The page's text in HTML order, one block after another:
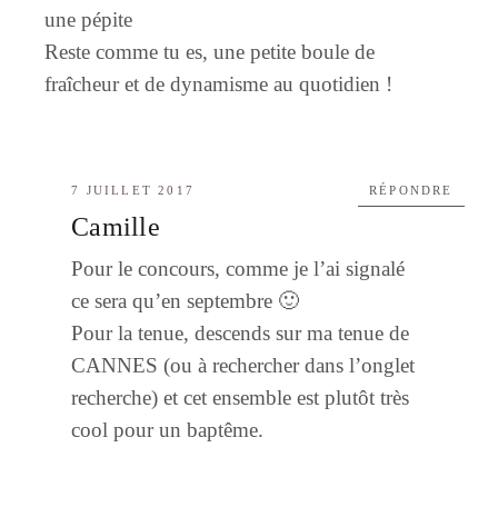
une pépite
Reste comme tu es, une petite boule de
fraîcheur et de dynamisme au quotidien !
7 JUILLET 2017
Camille
Pour le concours, comme je l’ai signalé
ce sera qu’en septembre 🙂
Pour la tenue, descends sur ma tenue de
CANNES (ou à rechercher dans l’onglet
recherche) et cet ensemble est plutôt très
cool pour un baptême.
RÉPONDRE